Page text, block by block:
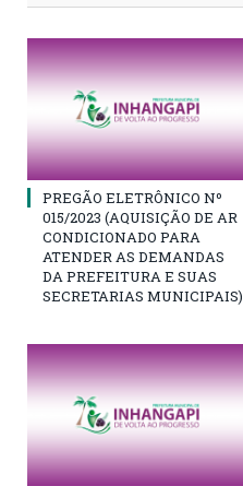
PREGÃO ELETRÔNICO Nº
015/2023 (AQUISIÇÃO DE AR
CONDICIONADO PARA
ATENDER AS DEMANDAS
DA PREFEITURA E SUAS
SECRETARIAS MUNICIPAIS)